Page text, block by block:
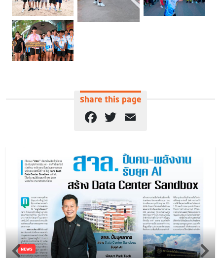
Share this page
Facebook
Twitter
NEWS